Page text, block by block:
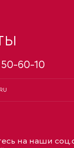
50-60-10
на наши